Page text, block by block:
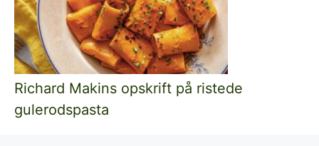
Richard Makins opskrift på ristede
gulerodspasta